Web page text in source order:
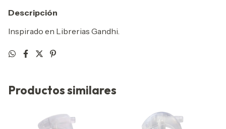
Descripción
Inspirado en Librerias Gandhi.
Productos similares